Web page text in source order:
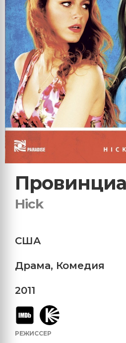
Hick
США
Драма, Комедия
2011
РЕЖИССЕР